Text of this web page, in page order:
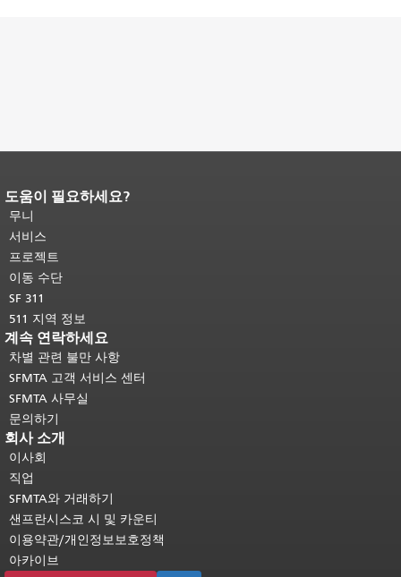
페이지 내용 끝입니다.이 페이지의 나
머지 내용은 모든 페이지에 반복됩니
다.메인 콘텐츠 상단으로 돌아가려면
여기를 클릭하십시오
도움이 필요하세요?
무니
서비스
프로젝트
이동 수단
SF 311
511 지역 정보
계속 연락하세요
차별 관련 불만 사항
SFMTA 고객 서비스 센터
SFMTA 사무실
문의하기
회사 소개
이사회
직업
SFMTA와 거래하기
샌프란시스코 시 및 카운티
이용약관/개인정보보호정책
아카이브